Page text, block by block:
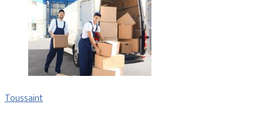
Toussaint